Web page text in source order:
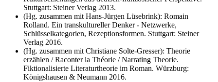
Stuttgart: Steiner Verlag 2013.
(Hg. zusammen mit Hans-Jürgen Lüsebrink): Romain
Rolland. Ein transkultureller Denker - Netzwerke,
Schlüsselkategorien, Rezeptionsformen. Stuttgart: Steiner
Verlag 2016.
(Hg. zusammen mit Christiane Solte-Gresser): Theorie
erzählen / Raconter la Théorie / Narrating Theorie.
Fiktionalisierte Literaturtheorie im Roman. Würzburg:
Königshausen & Neumann 2016.